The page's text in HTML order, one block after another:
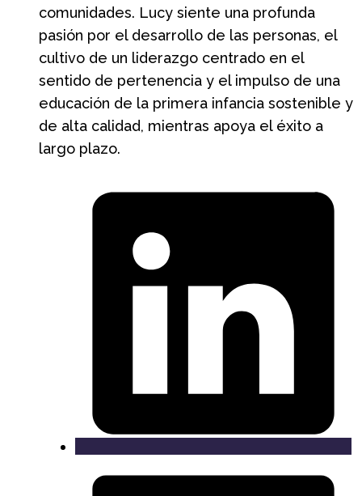
comunidades. Lucy siente una profunda
pasión por el desarrollo de las personas, el
cultivo de un liderazgo centrado en el
sentido de pertenencia y el impulso de una
educación de la primera infancia sostenible y
de alta calidad, mientras apoya el éxito a
largo plazo.